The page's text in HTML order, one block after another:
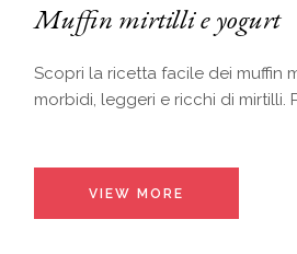
Muffin mirtilli e yogurt
Scopri la ricetta facile dei muffin
morbidi, leggeri e ricchi di mirtilli.
VIEW MORE